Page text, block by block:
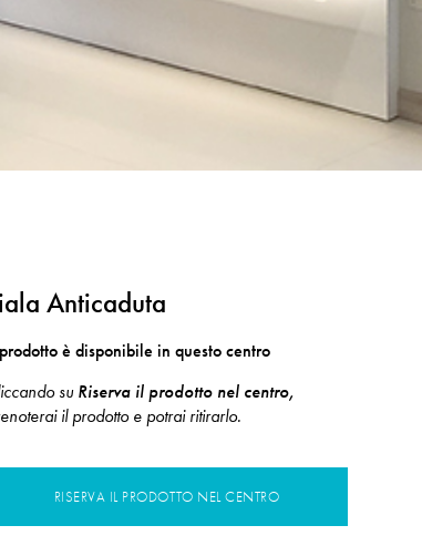
Anticaduta
è disponibile in questo centro
su Riserva il prodotto nel centro,
il prodotto e potrai ritirarlo.
RISERVA IL PRODOTTO NEL CENTRO